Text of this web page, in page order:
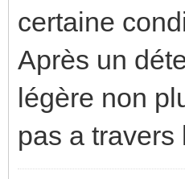
certaine
Après un
légère non
pas a travers